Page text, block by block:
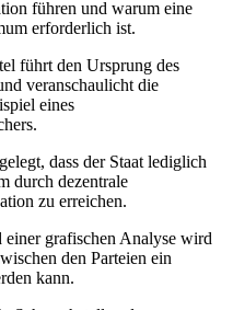
führen und warum eine
erforderlich ist.
führt den Ursprung des
veranschaulicht die
eines
dass der Staat lediglich
durch dezentrale
zu erreichen.
einer grafischen Analyse wird
den Parteien ein
kann.